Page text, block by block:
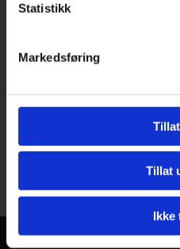
Statistikk
Markedsføring
Tillat
Ikke
4046 Hafrsfjord
Kontakt oss
 post@krovik.no
Utviklet avHjemmesidehuset.